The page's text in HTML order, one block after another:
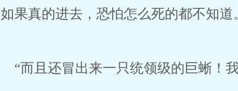
如果真的进去，恐怕怎么死的都不知道
“而且还冒出来一只统领级的巨蜥！